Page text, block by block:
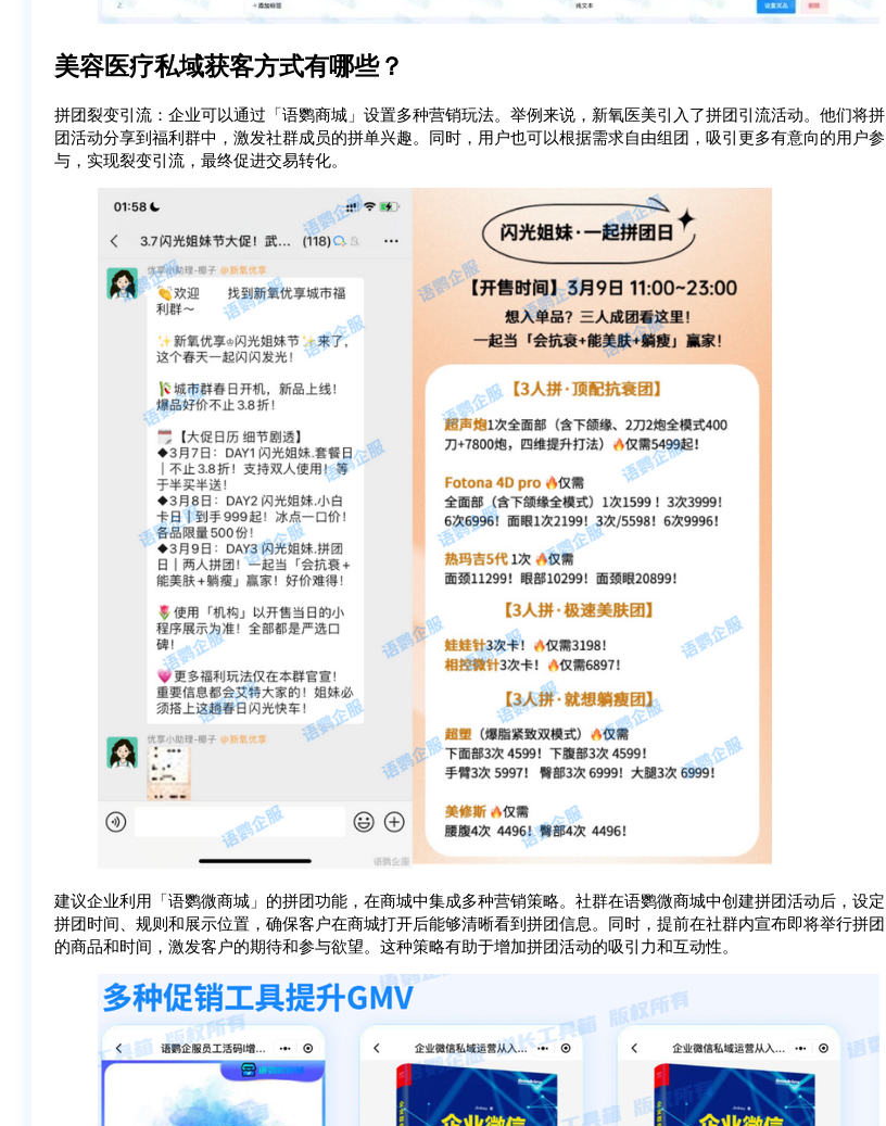
美容医疗私域获客方式有哪些？
拼团裂变引流：企业可以通过「语鹦商城」设置多种营销玩法。举例来说，新氧医美引入了拼团引流活动。他们将拼
团活动分享到福利群中，激发社群成员的拼单兴趣。同时，用户也可以根据需求自由组团，吸引更多有意向的用户参
与，实现裂变引流，最终促进交易转化。
建议企业利用「语鹦微商城」的拼团功能，在商城中集成多种营销策略。社群在语鹦微商城中创建拼团活动后，设定
拼团时间、规则和展示位置，确保客户在商城打开后能够清晰看到拼团信息。同时，提前在社群内宣布即将举行拼团
的商品和时间，激发客户的期待和参与欲望。这种策略有助于增加拼团活动的吸引力和互动性。